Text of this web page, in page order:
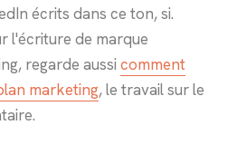
écrits dans ce ton, si.
l'écriture de marque
regarde aussi comment
marketing, le travail sur le